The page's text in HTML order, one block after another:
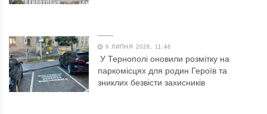
9 ЛИПНЯ 2026, 11:46
У Тернополі оновили розмітку на
паркомісцях для родин Героїв та
зниклих безвісти захисників